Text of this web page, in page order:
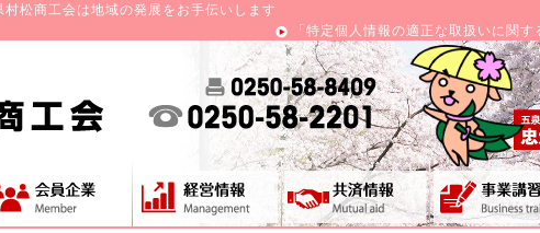
村松商工会は地域の発展をお手伝いします
「特定個人情報の適正な取扱いに関